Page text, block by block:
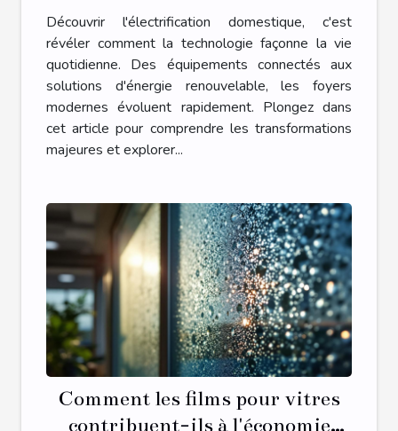
nos foyers ?
Découvrir l'électrification domestique, c'est
révéler comment la technologie façonne la vie
quotidienne. Des équipements connectés aux
solutions d'énergie renouvelable, les foyers
modernes évoluent rapidement. Plongez dans
cet article pour comprendre les transformations
majeures et explorer...
Comment les films pour vitres
contribuent-ils à l'économie